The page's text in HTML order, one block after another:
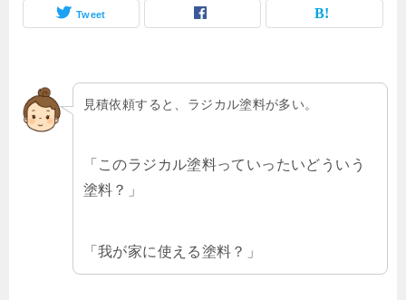
Tweet
見積依頼すると、ラジカル塗料が多い。
「このラジカル塗料っていったいどういう
塗料？」
「我が家に使える塗料？」